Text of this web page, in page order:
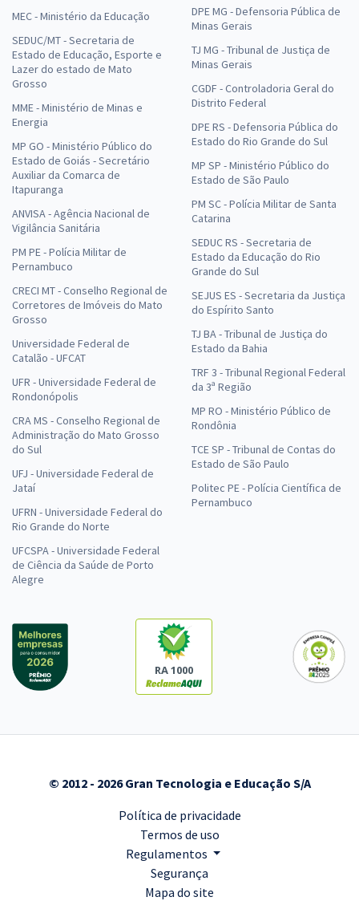
MEC - Ministério da Educação
SEDUC/MT - Secretaria de
Estado de Educação, Esporte e
Lazer do estado de Mato
Grosso
MME - Ministério de Minas e
Energia
MP GO - Ministério Público do
Estado de Goiás - Secretário
Auxiliar da Comarca de
Itapuranga
ANVISA - Agência Nacional de
Vigilância Sanitária
PM PE - Polícia Militar de
Pernambuco
CRECI MT - Conselho Regional de
Corretores de Imóveis do Mato
Grosso
Universidade Federal de
Catalão - UFCAT
UFR - Universidade Federal de
Rondonópolis
CRA MS - Conselho Regional de
Administração do Mato Grosso
do Sul
UFJ - Universidade Federal de
Jataí
UFRN - Universidade Federal do
Rio Grande do Norte
UFCSPA - Universidade Federal
de Ciência da Saúde de Porto
Alegre
DPE MG - Defensoria Pública de
Minas Gerais
TJ MG - Tribunal de Justiça de
Minas Gerais
CGDF - Controladoria Geral do
Distrito Federal
DPE RS - Defensoria Pública do
Estado do Rio Grande do Sul
MP SP - Ministério Público do
Estado de São Paulo
PM SC - Polícia Militar de Santa
Catarina
SEDUC RS - Secretaria de
Estado da Educação do Rio
Grande do Sul
SEJUS ES - Secretaria da Justiça
do Espírito Santo
TJ BA - Tribunal de Justiça do
Estado da Bahia
TRF 3 - Tribunal Regional Federal
da 3ª Região
MP RO - Ministério Público de
Rondônia
TCE SP - Tribunal de Contas do
Estado de São Paulo
Politec PE - Polícia Científica de
Pernambuco
RA 1000
© 2012 - 2026 Gran Tecnologia e Educação S/A
Política de privacidade
Termos de uso
Regulamentos
Segurança
Mapa do site